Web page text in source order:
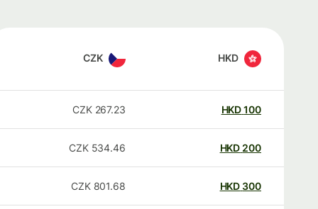
HKD
CZK
100
HKD
267.23
CZK
200
HKD
534.46
CZK
300
HKD
801.68
CZK